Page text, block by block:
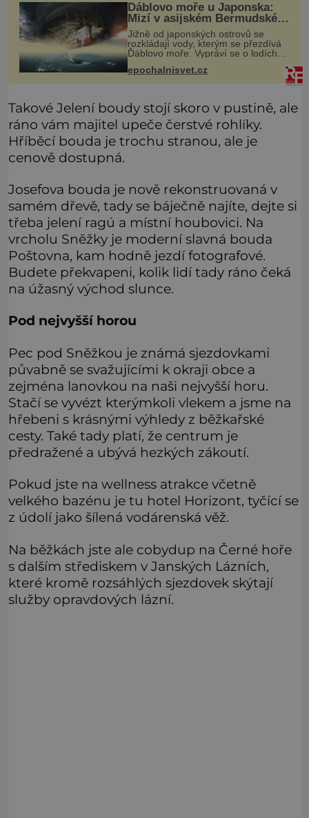
Ďáblovo moře u Japonska:
Mizí v asijském Bermudském
trojúhelníku lodě ve spárech
neznámé síly?
Jižně od japonských ostrovů se
rozkládají vody, kterým se přezdívá
Ďáblovo moře. Vypráví se o lodích
mizejících beze stopy, podivných
světlech, zrádných proudech i
mořských dracích, kteří měli tyto ko
epochalnisvet.cz
Takové Jelení boudy stojí skoro v pustině, ale
ráno vám majitel upeče čerstvé rohlíky.
Hříběcí bouda je trochu stranou, ale je
cenově dostupná.
Josefova bouda je nově rekonstruovaná v
samém dřevě, tady se báječně najíte, dejte si
třeba jelení ragú a místní houbovici. Na
vrcholu Sněžky je moderní slavná bouda
Poštovna, kam hodně jezdí fotografové.
Budete překvapeni, kolik lidí tady ráno čeká
na úžasný východ slunce.
Pod nejvyšší horou
Pec pod Sněžkou je známá sjezdovkami
půvabně se svažujícími k okraji obce a
zejména lanovkou na naši nejvyšší horu.
Stačí se vyvézt kterýmkoli vlekem a jsme na
hřebeni s krásnými výhledy z běžkařské
cesty. Také tady platí, že centrum je
předražené a ubývá hezkých zákoutí.
Pokud jste na wellness atrakce včetně
velkého bazénu je tu hotel Horizont, tyčící se
z údolí jako šílená vodárenská věž.
Na běžkách jste ale cobydup na Černé hoře
s dalším střediskem v Janských Lázních,
které kromě rozsáhlých sjezdovek skýtají
služby opravdových lázní.